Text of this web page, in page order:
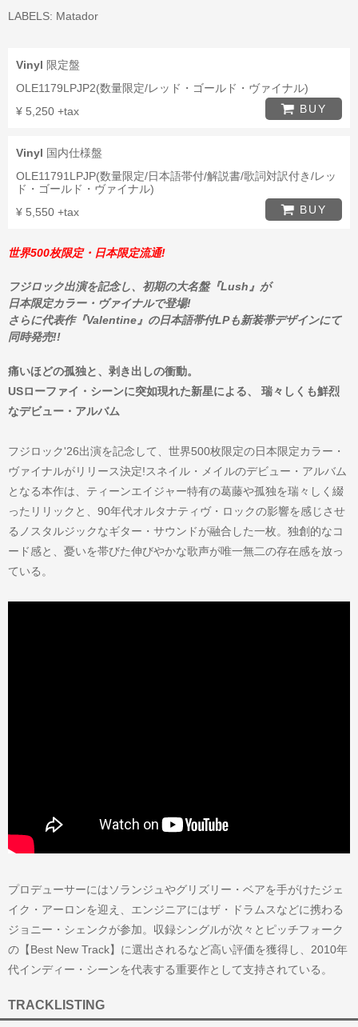
LABELS: Matador
Vinyl 限定盤
OLE1179LPJP2(数量限定/レッド・ゴールド・ヴァイナル)
¥ 5,250 +tax
BUY
Vinyl 国内仕様盤
OLE11791LPJP(数量限定/日本語帯付/解説書/歌詞対訳付き/レッ
ド・ゴールド・ヴァイナル)
¥ 5,550 +tax
BUY
世界500枚限定・日本限定流通!
フジロック出演を記念し、初期の大名盤『Lush』が
日本限定カラー・ヴァイナルで登場!
さらに代表作『Valentine』の日本語帯付LPも新装帯デザインにて
同時発売!!
痛いほどの孤独と、剥き出しの衝動。
USローファイ・シーンに突如現れた新星による、 瑞々しくも鮮烈
なデビュー・アルバム
フジロック'26出演を記念して、世界500枚限定の日本限定カラー・
ヴァイナルがリリース決定!スネイル・メイルのデビュー・アルバム
となる本作は、ティーンエイジャー特有の葛藤や孤独を瑞々しく綴
ったリリックと、90年代オルタナティヴ・ロックの影響を感じさせ
るノスタルジックなギター・サウンドが融合した一枚。独創的なコ
ード感と、憂いを帯びた伸びやかな歌声が唯一無二の存在感を放っ
ている。
プロデューサーにはソランジュやグリズリー・ベアを手がけたジェ
イク・アーロンを迎え、エンジニアにはザ・ドラムスなどに携わる
ジョニー・シェンクが参加。収録シングルが次々とピッチフォーク
の【Best New Track】に選出されるなど高い評価を獲得し、2010年
代インディー・シーンを代表する重要作として支持されている。
TRACKLISTING